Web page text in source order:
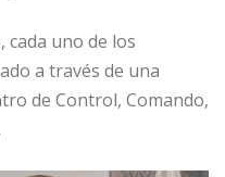
cada uno de los
a través de una
de Control, Comando,